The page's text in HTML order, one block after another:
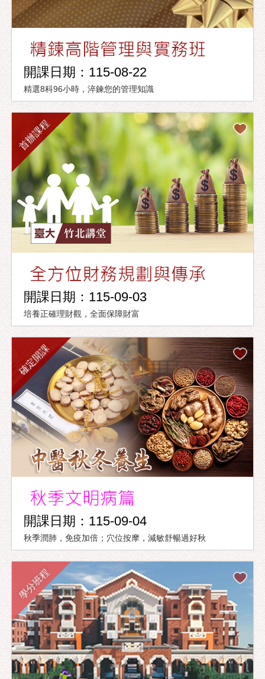
開課日期：115-08-22
精選8科96小時，淬鍊您的管理知識
首辦課程
開課日期：115-09-03
培養正確理財觀，全面保障財富
確定開課
開課日期：115-09-04
秋季潤肺，免疫加倍；穴位按摩，減敏舒暢過好秋
學分班程